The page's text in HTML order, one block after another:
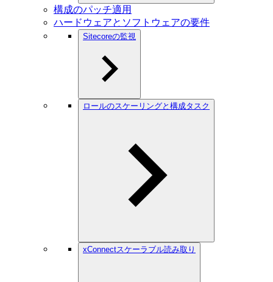
構成のパッチ適用
ハードウェアとソフトウェアの要件
Sitecoreの監視
ロールのスケーリングと構成タスク
xConnectスケーラブル読み取り